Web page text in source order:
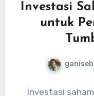
Investasi
untuk
Investasi